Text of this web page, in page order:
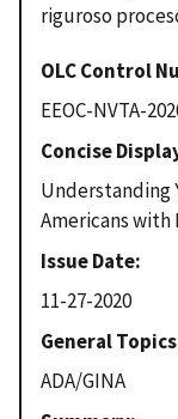
riguroso
OLC Control
EEOC-NVTA-
Concise
Understanding
Americans with
Issue Date
11-27-2020
General Topics
ADA/GINA